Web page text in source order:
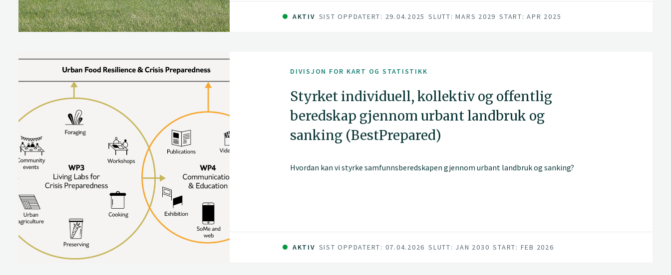
AKTIV SIST OPPDATERT: 29.04.2025 SLUTT: MARS 2029 START: APR 2025
DIVISJON FOR KART OG STATISTIKK
Styrket individuell, kollektiv og offentlig
beredskap gjennom urbant landbruk og
sanking (BestPrepared)
Hvordan kan vi styrke samfunnsberedskapen gjennom urbant landbruk og sanking?
AKTIV SIST OPPDATERT: 07.04.2026 SLUTT: JAN 2030 START: FEB 2026